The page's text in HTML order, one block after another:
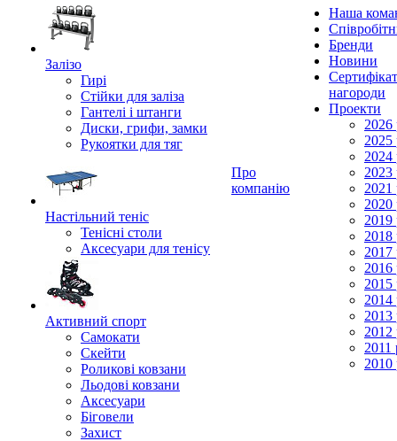
Залізо
Гирі
Стійки для заліза
Гантелі і штанги
Диски, грифи, замки
Рукоятки для тяг
Настільний теніс
Тенісні столи
Аксесуари для тенісу
Активний спорт
Самокати
Скейти
Роликові ковзани
Льодові ковзани
Аксесуари
Біговели
Захист
Про
компанію
Наша
Бренди
Новини
нагороди
Проекти
2026
2025
2024
2023
2021
2020
2019
2018
2017
2016
2015
2014
2013
2012
2011
2010